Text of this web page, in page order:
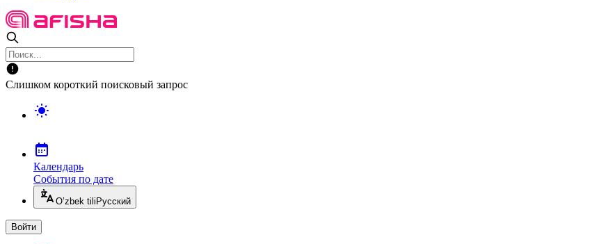
Слишком короткий поисковый запрос
Календарь
События по дате
O’zbek tili Русский
Войти